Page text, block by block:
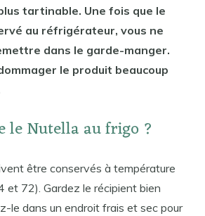
tartinable. Une fois que le
au réfrigérateur, vous ne
dans le garde-manger.
le produit beaucoup
le Nutella au frigo ?
être conservés à température
et 72). Gardez le récipient bien
le dans un endroit frais et sec pour